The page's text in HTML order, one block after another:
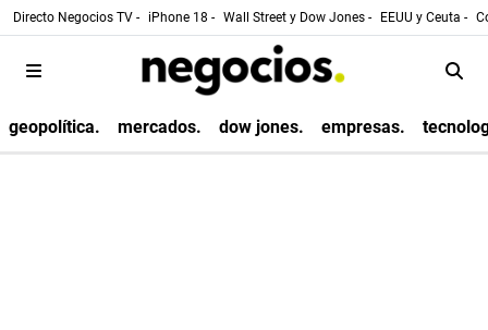
Directo Negocios TV - iPhone 18 - Wall Street y Dow Jones - EEUU y Ceuta -
geopolítica. mercados. dow jones. empresas.